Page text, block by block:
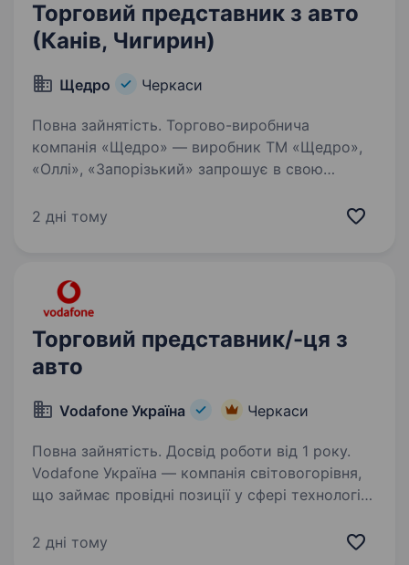
Торговий представник з авто
(Канів, Чигирин)
Щедро Черкаси
Повна зайнятість. Торгово-виробнича
компанія «Щедро» — виробник ТМ «Щедро»,
«Оллі», «Запорізький» запрошує в свою
(Канів, Чигирин, села області) Надаємо
2 дні тому
Торговий представник/-ця з
авто
Vodafone Україна Черкаси
Повна зайнятість. Досвід роботи від 1 року.
Vodafone Україна — компанія світовогорівня,
що займає провідні позиції у сфері технологій
у всіхнапрямках діяльності. Щодня
2 дні тому